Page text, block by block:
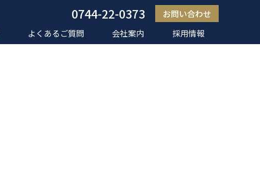
0744-22-0373
お問い合わせ
よくあるご質問 会社案内 採用情報